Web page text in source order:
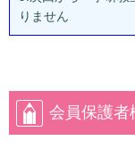
りません
会員保護者